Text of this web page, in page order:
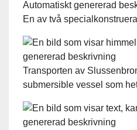
En av två
Transporten av
submersible vessel som